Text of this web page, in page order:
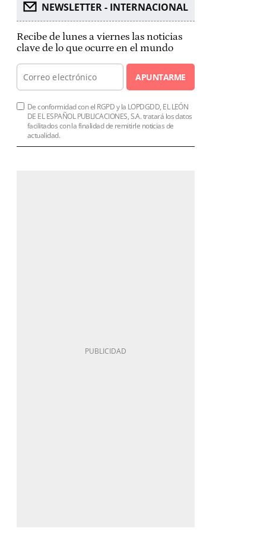
NEWSLETTER - INTERNACIONAL
Recibe de lunes a viernes las noticias
clave de lo que ocurre en el mundo
APUNTARME
De conformidad con el RGPD y la LOPDGDD, EL LEÓN
DE EL ESPAÑOL PUBLICACIONES, S.A. tratará los datos
facilitados con la finalidad de remitirle noticias de
actualidad.